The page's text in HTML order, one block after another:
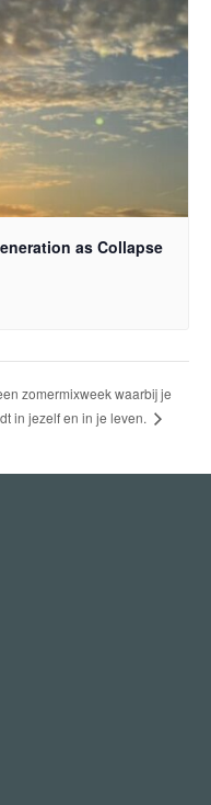
as Collapse
zomermixweek waarbij je
in jezelf en in je leven.